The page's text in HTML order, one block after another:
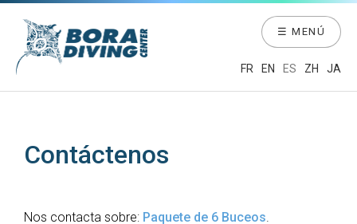
FR EN ES ZH JA
☰ MENÚ
Contáctenos
Nos contacta sobre: Paquete de 6 Buceos.